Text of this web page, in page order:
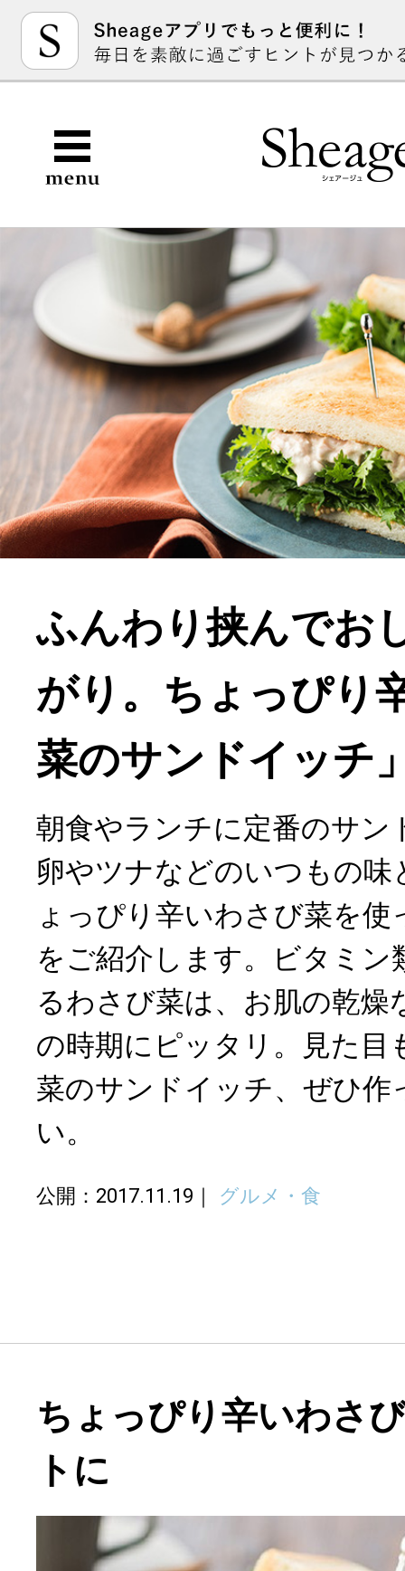
ふんわり挟んでお
がり。ちょっぴり
菜のサンドイッチ
朝食やランチに定番のサン
卵やツナなどのいつもの味
ょっぴり辛いわさび菜を
をご紹介します。ビタミン
るわさび菜は、お肌の乾燥
の時期にピッタリ。見た目
菜のサンドイッチ、ぜひ作
い。
公開：2017.11.19 グルメ・食
ちょっぴり辛いわさ
トに